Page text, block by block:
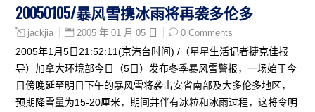
20050105/暴风雪携冰雨将再袭多伦多
jackjia 2005 年 01 月 05 日 0 Comments
2005年1月5日21:52:11(京港台时间) /（星星生活记者捷克佳报
导）加拿大环境部今日（5日）发布冬季暴风雪警报，一场始于今
日傍晚延至明日下午的暴风雪将袭击安省南部及大多伦多地区，
预期降雪量为15-20厘米，期间并伴有冰粒和冰雨过程，这将令明